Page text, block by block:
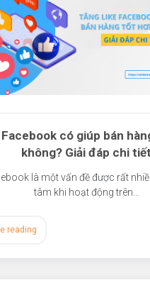
có giúp bán
không? Giải đáp chi tiết
là một vấn đề được rất
tâm khi hoạt động trên…
reading